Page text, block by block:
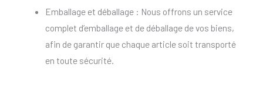
Emballage et déballage : Nous offrons un service
complet d’emballage et de déballage de vos biens,
afin de garantir que chaque article soit transporté
en toute sécurité.